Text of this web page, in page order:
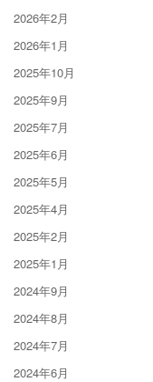
2026年2月
2026年1月
2025年10月
2025年9月
2025年7月
2025年6月
2025年5月
2025年4月
2025年2月
2025年1月
2024年9月
2024年8月
2024年7月
2024年6月